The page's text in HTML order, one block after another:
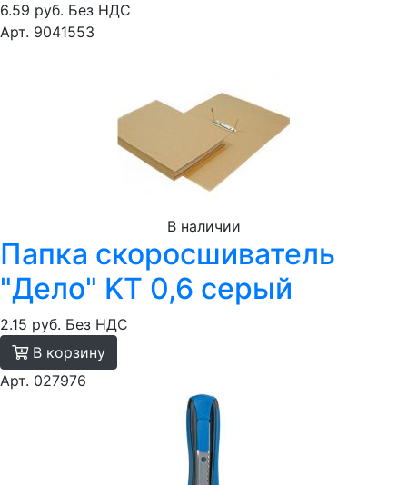
6.59 руб. Без НДС
Арт. 9041553
В наличии
Папка скоросшиватель
"Дело" KT 0,6 серый
2.15 руб. Без НДС
В корзину
Арт. 027976